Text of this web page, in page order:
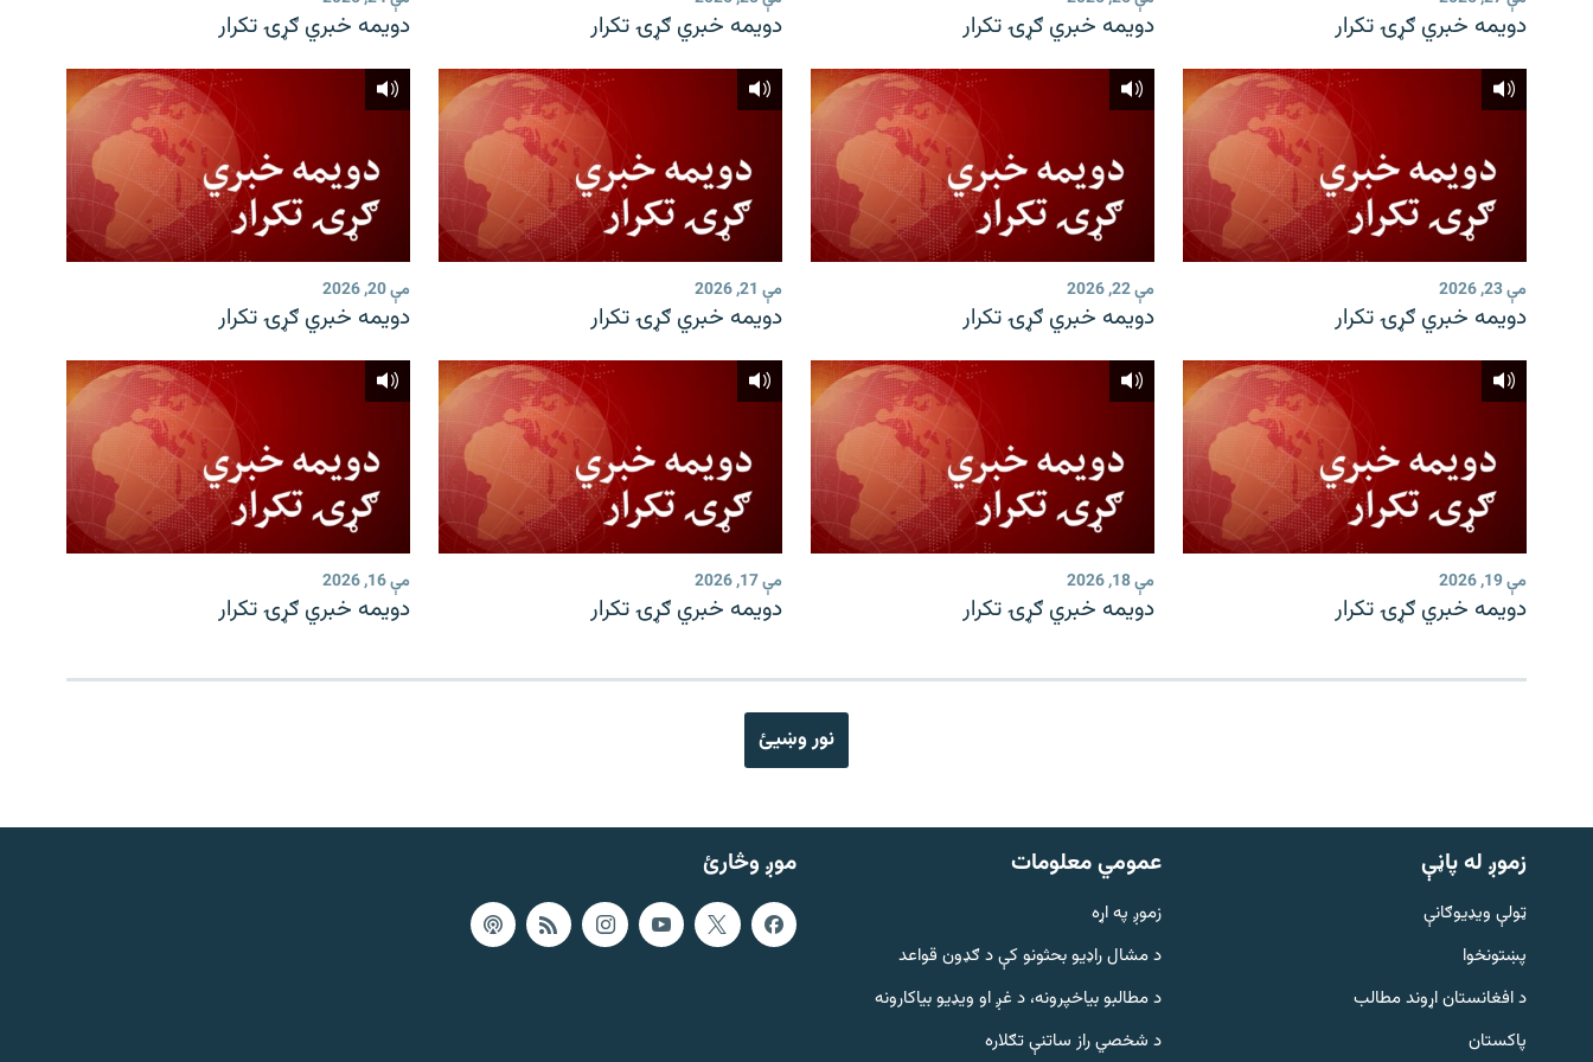
دویمه خبري ګړۍ تکرار دویمه خبري ګړۍ تکرار دویمه خبري ګړۍ تکرار دویمه خبري ګړۍ تکرار
مې 23, 2026
دویمه خبري ګړۍ تکرار
مې 22, 2026
دویمه خبري ګړۍ تکرار
مې 21, 2026
دویمه خبري ګړۍ تکرار
مې 20, 2026
دویمه خبري ګړۍ تکرار
مې 19, 2026
دویمه خبري ګړۍ تکرار
مې 18, 2026
دویمه خبري ګړۍ تکرار
مې 17, 2026
دویمه خبري ګړۍ تکرار
مې 16, 2026
دویمه خبري ګړۍ تکرار
نور وښیئ
موږ وڅارئ زموږ له پاڼې
ټولې ویډیوګانې
پښتونخوا
د افغانستان اړوند مطالب
پاکستان
عمومي معلومات
زموږ په اړه
د مشال راډيو بحثونو کې د ګډون قواعد
د مطالبو بیاخپرونه، د غږ او ویډیو بیاکارونه
د شخصي راز ساتنې تګلاره